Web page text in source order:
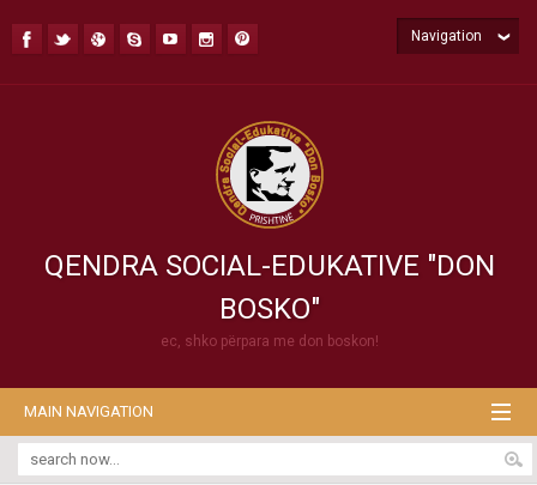
QENDRA SOCIAL-EDUKATIVE "DON
BOSKO"
ec, shko përpara me don boskon!
Navigation
MAIN NAVIGATION